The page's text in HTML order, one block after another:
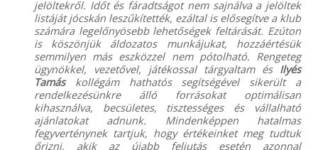
jelöltekről. Időt és fáradtságot nem sajnálva a jelöltek
listáját jócskán leszűkítették, ezáltal is elősegítve a klub
számára legelőnyösebb lehetőségek feltárását. Ezúton
is köszönjük áldozatos munkájukat, hozzáértésük
semmilyen más eszközzel nem pótolható. Rengeteg
ügynökkel, vezetővel, játékossal tárgyaltam és Ilyés
Tamás kollégám hathatós segítségével sikerült a
rendelkezésünkre álló forrásokat optimálisan
kihasználva, becsületes, tisztességes és vállalható
ajánlatokat adnunk. Mindenképpen hatalmas
fegyverténynek tartjuk, hogy értékeinket meg tudtuk
őrizni, akik az újabb feljutás esetén azonnal